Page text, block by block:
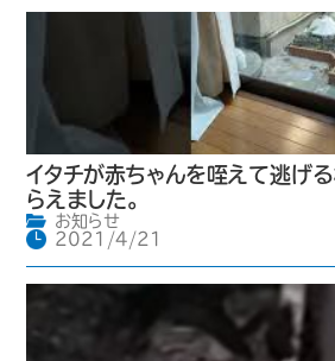
イタチが赤ちゃんを咥えて逃げ
らえました。
お知らせ
2021/4/21